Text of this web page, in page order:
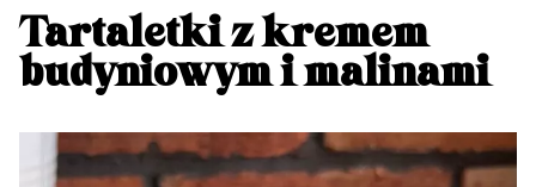
Tartaletki z kremem
budyniowym i malinami